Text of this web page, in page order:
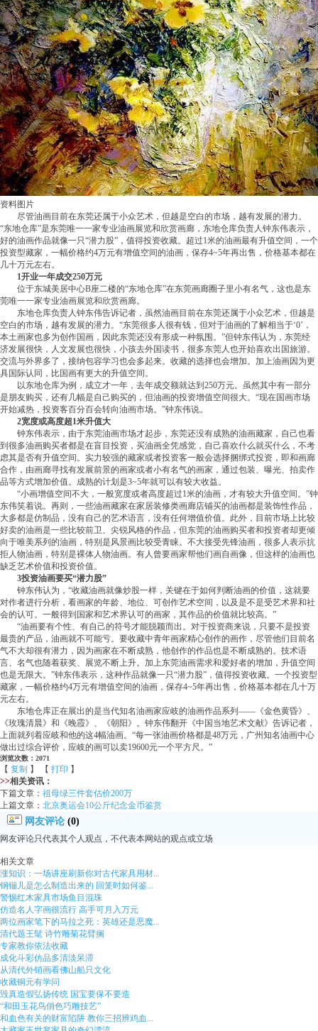
资料图片
尽管油画目前在东莞还属于小众艺术，但越是空白的市场，越有发展的潜力。
“东地仓库”是东莞唯一一家专业油画展览和欣赏画廊，东地仓库负责人钟东伟表示，
好的油画作品就像一只“潜力股”，值得投资收藏。超过1米的油画最有升值空间，一个
投资型藏家，一幅价格约4万元有增值空间的油画，保存4~5年再出售，价格基本都在
几十万元左右。
1开业一年成交250万元
位于东城美居中心B座二楼的“东地仓库”在东莞画廊圈子里小有名气，这也是东
莞唯一一家专业油画展览和欣赏画廊。
东地仓库负责人钟东伟告诉记者，虽然油画目前在东莞还属于小众艺术，但越是
空白的市场，越有发展的潜力。“东莞很多人很有钱，但对于油画的了解相当于‘0’，
本土画家也多为创作国画，因此东莞还没有形成一种氛围。”但钟东伟认为，东莞经
济发展很快，人文发展也很快，小孩去外国读书，很多东莞人也开始喜欢出国旅游。
交流与外界多了，接纳包容学习也会多起来。收藏的选择也会增加。加上油画因为更
具国际认同，比国画有更大的升值空间。
以东地仓库为例，成立才一年，去年成交额就达到250万元。虽然其中有一部分
是朋友购买，还有几幅是自己购买的，但油画的投资增值空间很大。“现在国画市场
开始减热，投资客百分百会转向油画市场。”钟东伟说。
2宽度或高度超1米升值大
钟东伟表示，由于东莞油画市场才起步，东莞还没有成熟的油画藏家，自己也看
到很多油画购买者都是在盲目投资，买油画全凭感觉，自己喜欢什么就买什么，不考
虑其是否有升值空间。实力较强的藏家或者投资客一般会选择捆绑式投资，即和画廊
合作，由画廊寻找有发展前景的画家或者小有名气的画家，通过包装、曝光、拍卖作
品等方式增加价值。成熟的计划是3~5年就可以有较大收益。
“小画增值空间不大，一般宽度或者高度超过1米的油画，才有较大升值空间。”钟
东伟笑着说。再则，一些油画藏家在家居装修类画廊店铺买的油画都是装饰性作品，
大多都是仿制品，没有自己的艺术语言，没有任何增值价值。此外，目前市场上比较
好卖的油画是一些比较前卫、尖锐风格的作品，但东莞的油画购买者和投资者却更倾
向于唯美系列的油画，特别是风景画比较受青睐。不大接受先锋油画，很多人表示抗
拒人物油画，特别是裸体人物油画。有人曾要画家帮他们画自画像，但这样的油画也
缺乏艺术价值和投资价值。
3投资油画要买“潜力股”
钟东伟认为，“收藏油画就像炒股一样，关键在于如何判断油画的价值，这就要
对作者进行分析，看画家的年龄、地位、可创作艺术空间，以及是不是受艺术界和社
会的认可。一般得到国家和艺术界认可的画家，其作品的价值就比较高。”
“油画要有个性、有自己的符号才能脱颖而出。对于投资商来说，只要不是投资
最贵的产品，油画就不可能亏。要收藏中青年画家精心创作的画作，尽管他们目前名
气不大却很有潜力，因为画家在不断成熟，他创作的作品也是不断成熟的。技术语
言、名气也随着获奖、展览不断上升。加上东莞油画需求和爱好者的增加，升值空间
也是无限大。”钟东伟表示，这种作品就像一只“潜力股”，值得投资收藏。一个投资型
藏家，一幅价格约4万元有增值空间的油画，保存4~5年再出售，价格基本都在几十万
元左右。
东地仓库正在展出的是当代知名油画家应岐的油画作品系列——《金色黄昏》、
《玫瑰清晨》和《晚霞》、《朝阳》。钟东伟翻开《中国当地艺术文献》告诉记者，
上面就列着应岐和他的这4幅油画。“每一张油画价格都是48万元，广州知名油画中心
做出过综合评价，应岐的画可以卖19600元一个平方尺。”
浏览次数：2071
【 复制 】 【 打印 】
>>相关资讯：
下篇文章： 祖母绿三件套估价200万
上篇文章： 北京奥运会10公斤纪念金币鉴赏
网友评论 (0)
网友评论只代表其个人观点，不代表本网站的观点或立场
相关文章
涨知识：一场讲座刷新你对古代家具用材...
钢镚儿是怎么制造出来的 回笼时如何鉴...
警惕红木家具市场鱼目混珠
仿造名人字画很流行 高手可月入万元
两位画家笔下的马拉之死：英雄还是恶魔...
清代题王髦 诗竹雕菊花臂搁
专家教你依法收藏
成化斗彩仿品多清淡呆滞
从清代外销画看佛山船只文化
收藏铜元有学问
毁真造假弘扬传统 国宝要保不要造
“和田玉花鸟俏色巧雕技艺”
和血色有关的财富陷阱 教你三招辨鸡血...